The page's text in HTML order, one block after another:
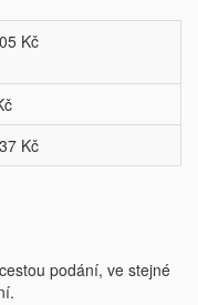
Kč
Kč
podání, ve stejné